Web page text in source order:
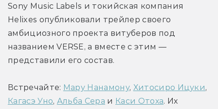
Sony Music Labels и токийская компания
Helixes опубликовали трейлер своего
амбициозного проекта витуберов под
названием VERSE, а вместе с этим —
представили его состав.
Встречайте: Мару Нанамону, Хитосиро Ицуки
Кагасэ Уно, Альба Сера и Каси Отоха. Их